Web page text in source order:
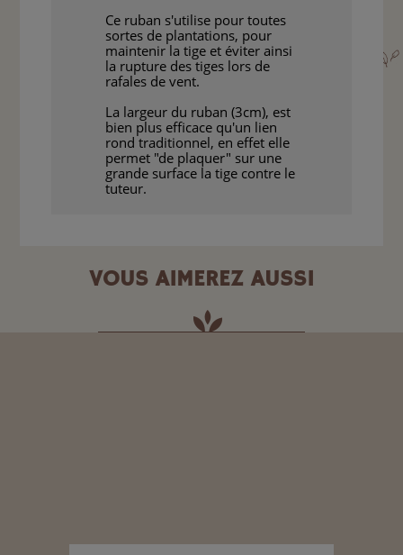
Ce ruban s'utilise pour toutes
sortes de plantations, pour
maintenir la tige et éviter ainsi
la rupture des tiges lors de
rafales de vent.
La largeur du ruban (3cm), est
bien plus efficace qu'un lien
rond traditionnel, en effet elle
permet "de plaquer" sur une
grande surface la tige contre le
tuteur.
VOUS AIMEREZ AUSSI